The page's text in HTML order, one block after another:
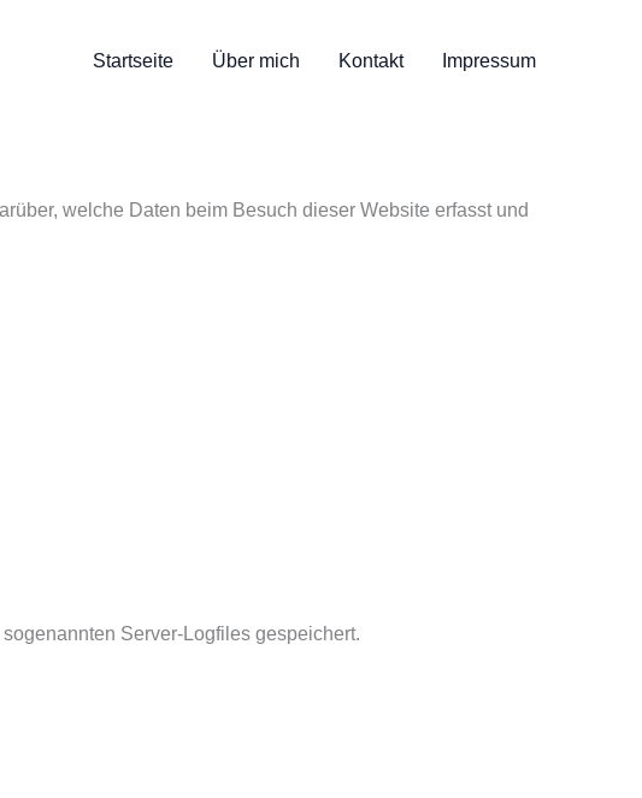
Startseite Über mich Kontakt Impressum
welche Daten beim Besuch dieser Website erfasst und
Server-Logfiles gespeichert.